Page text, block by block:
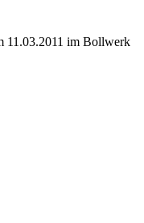
11.03.2011 im Bollwerk